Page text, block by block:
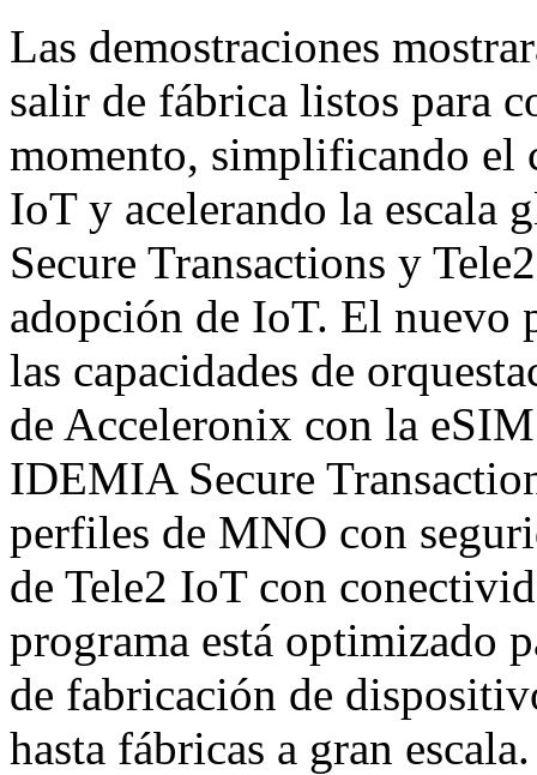
Las demostraciones
salir de fábrica listos para
momento, simplificando el
IoT y acelerando la
Secure Transactions y
adopción de IoT. El nuevo
las capacidades de
de Acceleronix con la
IDEMIA Secure
perfiles de MNO con
de Tele2 IoT con
programa está optimizado
de fabricación de
hasta fábricas a gran escala.